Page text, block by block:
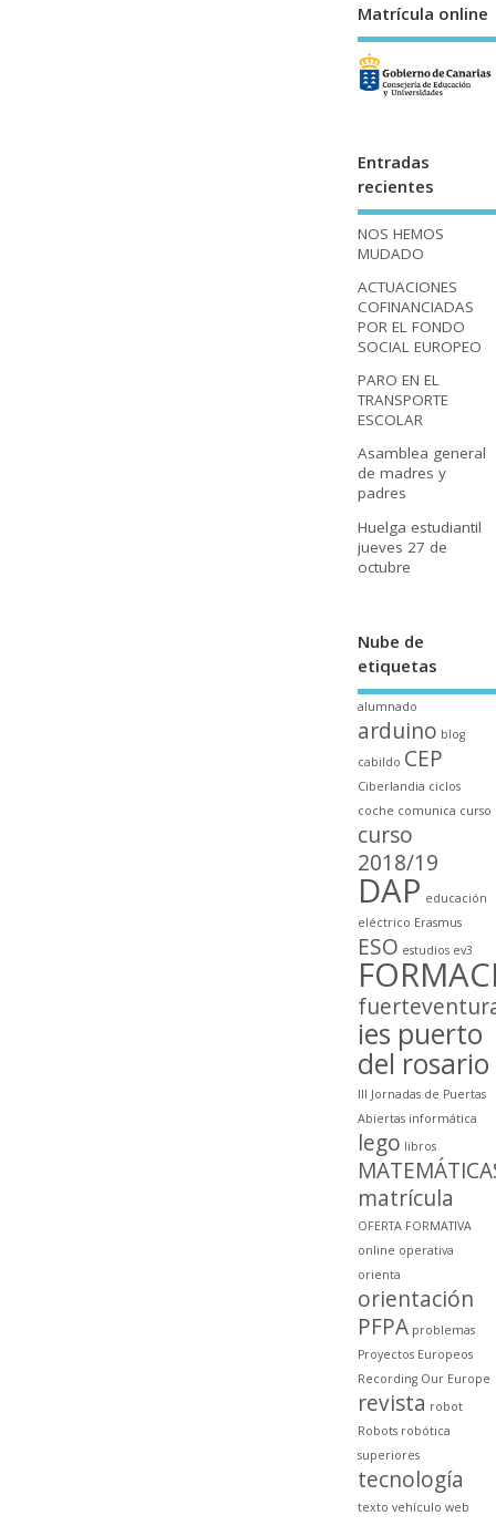
Matrícula online
Entradas
recientes
NOS HEMOS
MUDADO
ACTUACIONES
COFINANCIADAS
POR EL FONDO
SOCIAL EUROPEO
PARO EN EL
TRANSPORTE
ESCOLAR
Asamblea general
de madres y
padres
Huelga estudiantil
jueves 27 de
octubre
Nube de
etiquetas
alumnado
arduino blog
cabildo CEP
Ciberlandia ciclos
coche comunica curso
curso
2018/19
DAP educación
eléctrico Erasmus
ESO estudios ev3
ies puerto
del rosario
III Jornadas de Puertas
Abiertas informática
lego libros
matrícula
OFERTA FORMATIVA
online operativa
orienta
orientación
PFPA problemas
Proyectos Europeos
Recording Our Europe
revista robot
Robots robótica
superiores
tecnología
texto vehículo web